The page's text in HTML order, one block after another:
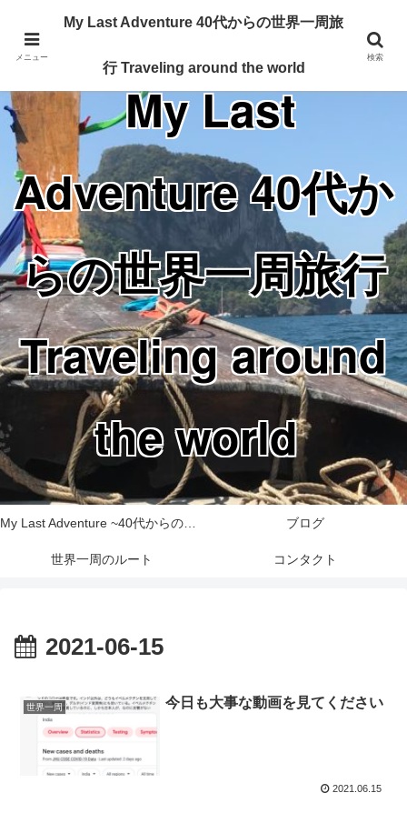
Traveling around the world from my 40's
My Last
Adventure 40代か
らの世界一周旅行
Traveling around
the world
My Last Adventure ~40代からの世界一周旅行記~ ブログ
世界一周のルート コンタクト
2021-06-15
世界一周 今日も大事な動画を見てください
2021.06.15
メニュー
My Last Adventure 40代からの世界一周旅
行 Traveling around the world
検索